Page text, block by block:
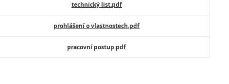
technický list.pdf
prohlášení o vlastnostech.pdf
pracovní postup.pdf